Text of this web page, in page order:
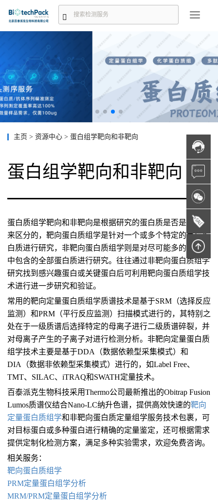
主页 > 资源中心 > 蛋白组学靶向和非靶向
蛋白组学靶向和非靶向
蛋白质组学靶向和非靶向是根据研究的蛋白质是否是特定的
来区分的，靶向蛋白质组学是针对一个或多个特定的目标蛋
白质进行研究，非靶向蛋白质组学则是对尽可能多的或体系
中包含的全部蛋白质进行研究。往往通过非靶向蛋白质组学
研究找到感兴趣蛋白或关键蛋白后可利用靶向蛋白质组学技
术进行进一步研究和验证。
常用的靶向定量蛋白质组学质谱技术是基于SRM（选择反应
监测）和PRM（平行反应监测）扫描模式进行的，其特别之
处在于一级质谱后选择特定的母离子进行二级质谱碎裂，并
对母离子产生的子离子对进行检测分析。非靶向定量蛋白质
组学技术主要是基于DDA（数据依赖型采集模式）和
DIA（数据非依赖型采集模式）进行的，如Label Free、
TMT、SILAC、iTRAQ和SWATH定量技术。
百泰派克生物科技采用Thermo公司最新推出的Obitrap Fusion
Lumos质谱仪结合Nano-LC纳升色谱，提供高效快速的靶向
定量蛋白质组学和非靶向蛋白质定量组学服务技术包裹，可
对目标蛋白或多种蛋白进行精确的定量鉴定，还可根据需求
提供定制化检测方案，满足多种实验需求，欢迎免费咨询。
相关服务：
靶向蛋白质组学
PRM定量蛋白组学分析
MRM/PRM定量蛋白组学分析